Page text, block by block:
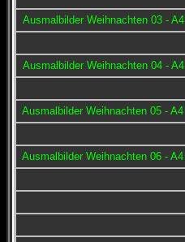
Ausmalbilder Weihnachten 03 - A4
Ausmalbilder Weihnachten 04 - A4
Ausmalbilder Weihnachten 05 - A4
Ausmalbilder Weihnachten 06 - A4